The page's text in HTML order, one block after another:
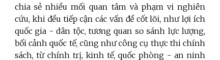
chia sẻ nhiều mối quan tâm và phạm vi nghiên
cứu, khi đều tiếp cận các vấn đề cốt lõi, như lợi ích
quốc gia - dân tộc, tương quan so sánh lực lượng,
bối cảnh quốc tế, cũng như công cụ thực thi chính
sách, từ chính trị, kinh tế, quốc phòng - an ninh